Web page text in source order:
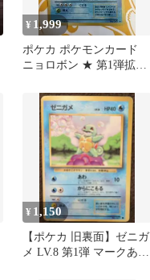
¥ 1,999
ポケカ ポケモンカード
ニョロボン ★ 第1弾拡張
¥ 1,150
【ポケカ 旧裏面】ゼニガ
メ LV.8 第1弾 マークあ